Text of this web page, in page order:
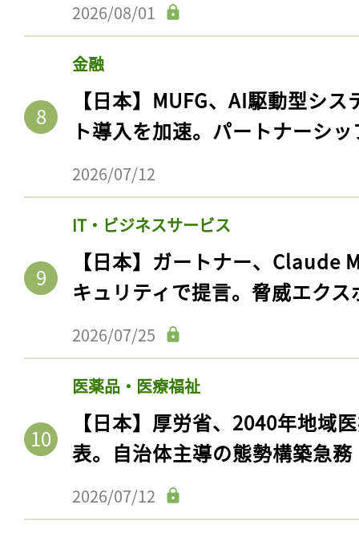
2026/08/01
金融
【日本】MUFG、AI駆動型シ
ト導入を加速。パートナーシ
2026/07/12
IT・ビジネスサービス
【日本】ガートナー、Claude
キュリティで提言。脅威エク
2026/07/25
医薬品・医療福祉
【日本】厚労省、2040年地域
表。自治体主導の態勢構築急務
2026/07/12